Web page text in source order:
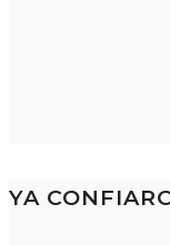
YA